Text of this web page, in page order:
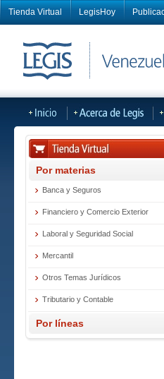
Tienda Virtual LegisHoy
Por materias
Banca y Seguros
Financiero y Comercio Exterior
Laboral y Seguridad Social
Mercantil
Otros Temas Jurídicos
Tributario y Contable
Por líneas